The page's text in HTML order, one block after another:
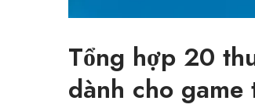
Tổng hợp 20
dành cho game